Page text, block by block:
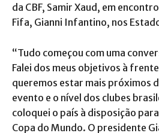
da CBF, Samir Xaud, em
Fifa, Gianni Infantino, nos
“Tudo começou com uma
Falei dos meus objetivos à frente
queremos estar mais próximos
evento e o nível dos clubes
coloquei o país à disposição
Copa do Mundo. O presidente